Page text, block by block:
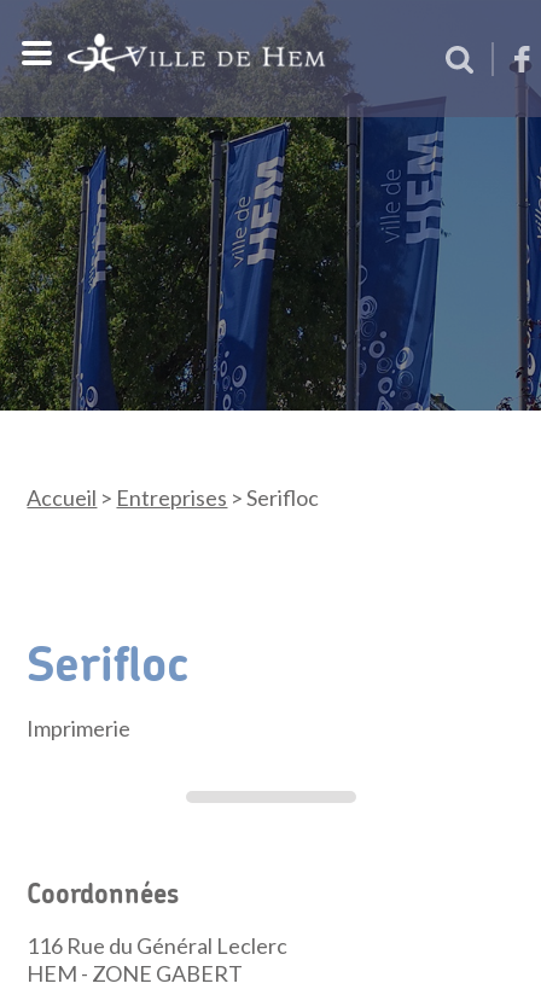
Accueil > Entreprises >Serifloc
Serifloc
Imprimerie
Coordonnées
116 Rue du Général Leclerc
HEM - ZONE GABERT